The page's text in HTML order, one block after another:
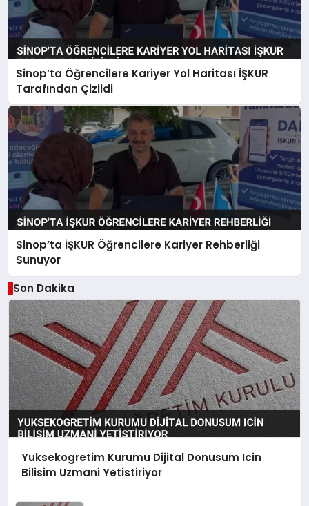
Sinop’ta Öğrencilere Kariyer Yol Haritası İŞKUR
Tarafından Çizildi
Sinop’ta İŞKUR Öğrencilere Kariyer Rehberliği
Sunuyor
Son Dakika
Yuksekogretim Kurumu Dijital Donusum Icin
Bilisim Uzmani Yetistiriyor